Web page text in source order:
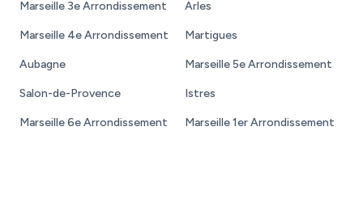
Marseille 3e Arrondissement Arles
Marseille 4e Arrondissement Martigues
Aubagne Marseille 5e Arrondissement
Salon-de-Provence Istres
Marseille 6e Arrondissement Marseille 1er Arrondissement